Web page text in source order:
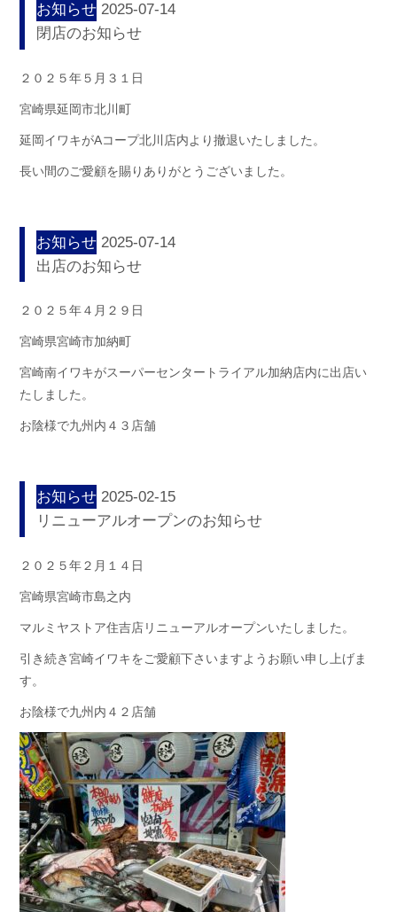
お知らせ 2025-07-14
閉店のお知らせ
２０２５年５月３１日
宮崎県延岡市北川町
延岡イワキがAコープ北川店内より撤退いたしました。
長い間のご愛顧を賜りありがとうございました。
お知らせ 2025-07-14
出店のお知らせ
２０２５年４月２９日
宮崎県宮崎市加納町
宮崎南イワキがスーパーセンタートライアル加納店内に出店い
たしました。
お陰様で九州内４３店舗
お知らせ 2025-02-15
リニューアルオープンのお知らせ
２０ ２５年２月１４日
宮崎県宮崎市島之内
マルミヤストア住吉店リニューアルオープンいたしました。
引き続き宮崎イワキをご愛顧下さいますようお願い申し上げま
す。
お陰様で九州内４２店舗